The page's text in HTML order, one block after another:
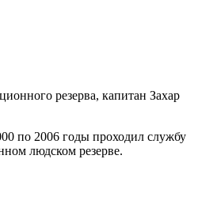
резерва, капитан Захар
по 2006 годы проходил службу
людском резерве.